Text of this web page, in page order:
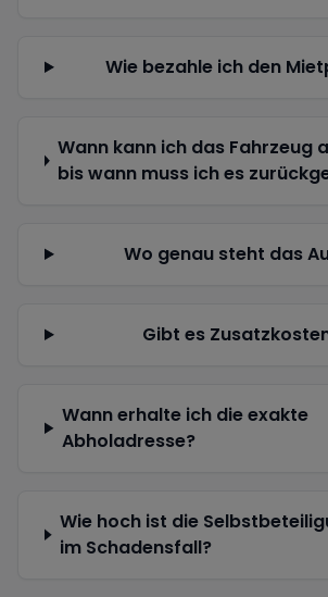
Wie bezahle ich den
Wann kann ich das Fahrzeug
bis wann muss ich es
Wo genau steht das
Gibt es
Wann erhalte ich die exakte
Abholadresse?
Wie hoch ist die
im Schadensfall?